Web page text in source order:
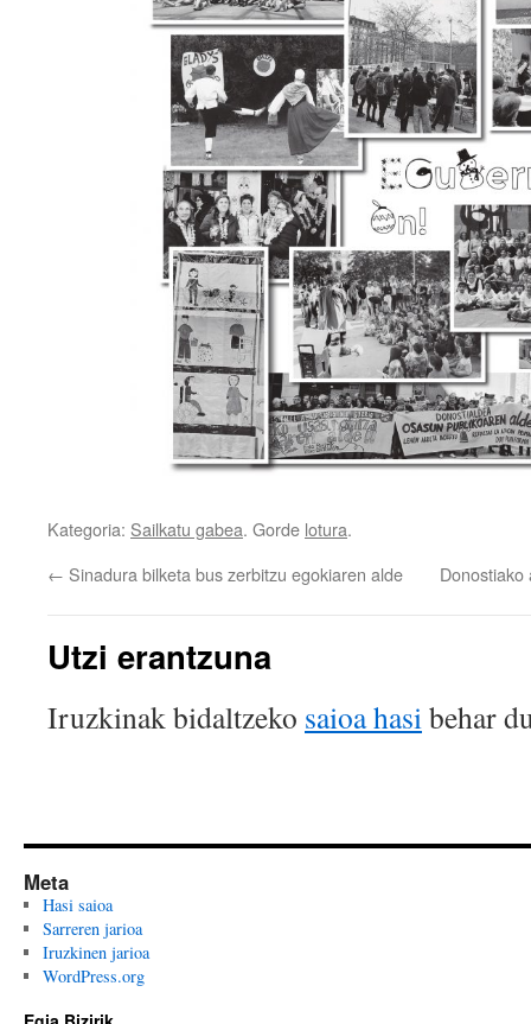
Kategoria: Sailkatu gabea. Gorde lotura.
← Sinadura bilketa bus zerbitzu egokiaren alde
Utzi erantzuna
Iruzkinak bidaltzeko saioa hasibehar
Meta
Hasi saioa
Sarreren jarioa
Iruzkinen jarioa
WordPress.org